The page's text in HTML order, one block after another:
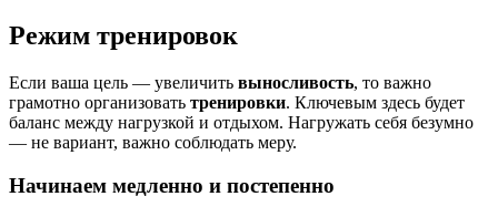
Режим тренировок
Если ваша цель — увеличить выносливость, то важно
грамотно организовать тренировки. Ключевым здесь будет
баланс между нагрузкой и отдыхом. Нагружать себя безумно
— не вариант, важно соблюдать меру.
Начинаем медленно и постепенно